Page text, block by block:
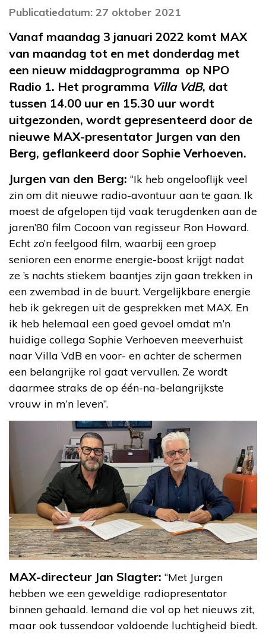
Publicatiedatum: 27 oktober 2021
Vanaf maandag 3 januari 2022 komt MAX
van maandag tot en met donderdag met
een nieuw middagprogramma op NPO
Radio 1. Het programma Villa VdB, dat
tussen 14.00 uur en 15.30 uur wordt
uitgezonden, wordt gepresenteerd door de
nieuwe MAX-presentator Jurgen van den
Berg, geflankeerd door Sophie Verhoeven.
Jurgen van den Berg: “Ik heb ongelooflijk veel
zin om dit nieuwe radio-avontuur aan te gaan. Ik
moest de afgelopen tijd vaak terugdenken aan de
jaren’80 film Cocoon van regisseur Ron Howard.
Echt zo’n feelgood film, waarbij een groep
senioren een enorme energie-boost krijgt nadat
ze ’s nachts stiekem baantjes zijn gaan trekken in
een zwembad in de buurt. Vergelijkbare energie
heb ik gekregen uit de gesprekken met MAX. En
ik heb helemaal een goed gevoel omdat m’n
huidige collega Sophie Verhoeven meeverhuist
naar Villa VdB en voor- en achter de schermen
een belangrijke rol gaat vervullen. Ze wordt
daarmee straks de op één-na-belangrijkste
vrouw in m’n leven”.
MAX-directeur Jan Slagter: “Met Jurgen
hebben we een geweldige radiopresentator
binnen gehaald. Iemand die vol op het nieuws zit,
maar ook tussendoor voldoende luchtigheid biedt.